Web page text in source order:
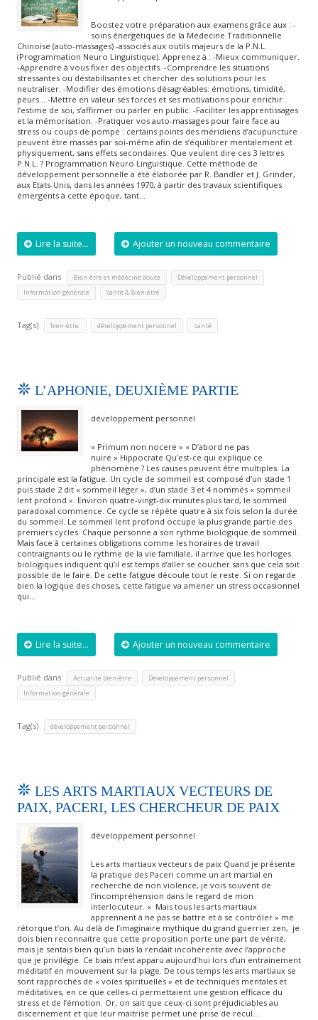
Boostez votre préparation aux examens grâce aux : -
soins énergétiques de la Médecine Traditionnelle
Chinoise (auto-massages) -associés aux outils majeurs de la P.N.L.
(Programmation Neuro Linguistique). Apprenez à : -Mieux communiquer.
-Apprendre à vous fixer des objectifs. -Comprendre les situations
stressantes ou déstabilisantes et chercher des solutions pour les
neutraliser. -Modifier des émotions désagréables: émotions, timidité,
peurs… -Mettre en valeur ses forces et ses motivations pour enrichir
l’estime de soi, s’affirmer ou parler en public. -Faciliter les apprentissages
et la mémorisation. -Pratiquer vos auto-massages pour faire face au
stress ou coups de pompe : certains points des méridiens d’acupuncture
peuvent être massés par soi-même afin de s’équilibrer mentalement et
physiquement, sans effets secondaires. Que veulent dire ces 3 lettres
P.N.L. ? Programmation Neuro Linguistique. Cette méthode de
développement personnelle a été élaborée par R. Bandler et J. Grinder,
aux Etats-Unis, dans les années 1970, à partir des travaux scientifiques
émergents à cette époque, tant…
Lire la suite... Ajouter un nouveau commentaire
Publié dans Bien-être et médecine douce Développement personnel
Information générale Santé & Bien-être
Tag(s) bien-être. développement personnel santé
L’APHONIE, DEUXIÈME PARTIE
développement personnel
« Primum non nocere » « D’abord ne pas
nuire » Hippocrate Qu’est-ce qui explique ce
phénomène ? Les causes peuvent être multiples. La
principale est la fatigue. Un cycle de sommeil est composé d’un stade 1
puis stade 2 dit « sommeil léger », d’un stade 3 et 4 nommés « sommeil
lent profond ». Environ quatre-vingt-dix minutes plus tard, le sommeil
paradoxal commence. Ce cycle se répète quatre à six fois selon la durée
du sommeil. Le sommeil lent profond occupe la plus grande partie des
premiers cycles. Chaque personne a son rythme biologique de sommeil.
Mais face à certaines obligations comme les horaires de travail
contraignants ou le rythme de la vie familiale, il arrive que les horloges
biologiques indiquent qu’il est temps d’aller se coucher sans que cela soit
possible de le faire. De cette fatigue découle tout le reste. Si on regarde
bien la logique des choses, cette fatigue va amener un stress occasionnel
qui…
Lire la suite... Ajouter un nouveau commentaire
Publié dans Actualité bien-être Développement personnel
Information générale
Tag(s) développement personnel
LES ARTS MARTIAUX VECTEURS DE
PAIX, PACERI, LES CHERCHEUR DE PAIX
développement personnel
Les arts martiaux vecteurs de paix Quand je présente
la pratique des Paceri comme un art martial en
recherche de non violence, je vois souvent de
l’incompréhension dans le regard de mon
interlocuteur. « Mais tous les arts martiaux
apprennent à ne pas se battre et à se contrôler » me
rétorque t’on. Au delà de l’imaginaire mythique du grand guerrier zen, je
dois bien reconnaitre que cette proposition porte une part de vérité,
mais je sentais bien qu’un biais la rendait incohérente avec l’approche
que je privilégie. Ce biais m’est apparu aujourd’hui lors d’un entrainement
méditatif en mouvement sur la plage. De tous temps les arts martiaux se
sont rapprochés de « voies spirituelles » et de techniques mentales et
méditatives, en ce que celles-ci permettaient une gestion efficace du
stress et de l’émotion. Or, on sait que ceux-ci sont préjudiciables au
discernement et que leur maitrise permet une prise de recul…